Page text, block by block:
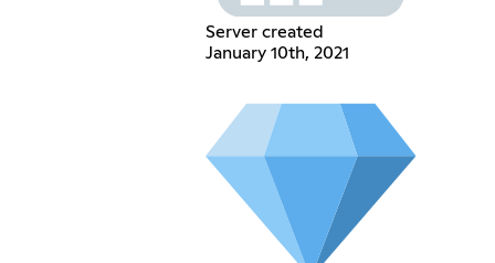
Server created
January 10th, 2021